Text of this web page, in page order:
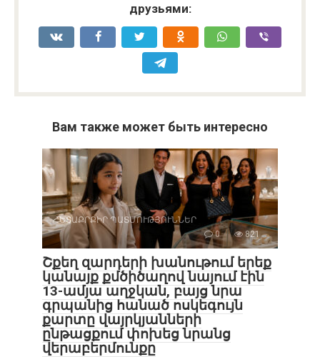
друзьями:
Вам также может быть интересно
ՀԵՏԱՔՐՔԻՐ ՊԱՏՄՈՒԹՅՈՒՆՆԵՐ
0
821
Շքեղ զարդերի խանութում երեք
կանայք քմծիծաղով նայում էին
13-ամյա աղջկան, բայց նրա
գրպանից հանած ոսկեգույն
քարտը վայրկյանների
ընթացքում փոխեց նրանց
վերաբերմունքը